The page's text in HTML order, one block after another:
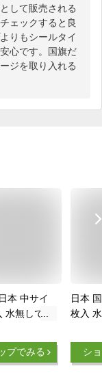
して販売される
ェックすると良
りもシールタイ
心です。国旗だ
ジを取り入れる
本 中サイ
水無しで貼
ル フェイ
フェイスペ
プでみる
日本
枚入
シール
ル フ
シ